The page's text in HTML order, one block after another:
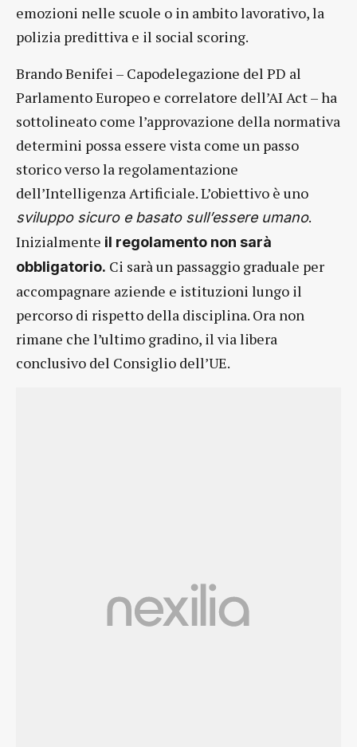
emozioni nelle scuole o in ambito lavorativo, la
polizia predittiva e il social scoring.
Brando Benifei – Capodelegazione del PD al
Parlamento Europeo e correlatore dell’AI Act – ha
sottolineato come l’approvazione della normativa
determini possa essere vista come un passo
storico verso la regolamentazione
dell’Intelligenza Artificiale. L’obiettivo è uno
sviluppo sicuro e basato sull’essere umano.
Inizialmente il regolamento non sarà
obbligatorio. Ci sarà un passaggio graduale per
accompagnare aziende e istituzioni lungo il
percorso di rispetto della disciplina. Ora non
rimane che l’ultimo gradino, il via libera
conclusivo del Consiglio dell’UE.